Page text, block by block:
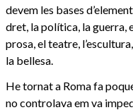
devem les bases
dret, la política, la guerra,
prosa, el teatre,
la bellesa.
He tornat a Roma fa
no controlava em va